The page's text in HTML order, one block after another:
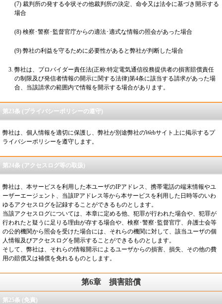
(7) 裁判所の発する令状その他裁判所の決定、命令又は法令に基づき開示する
場合
(8) 検察･警察･監督官庁からの適法･適式な情報の照会があった場合
(9) 弊社の利益を守るために必要性があると弊社が判断した場合
弊社は、プロバイダー責任法(正称:特定電気通信役務提供者の損害賠償責任
の制限及び発信者情報の開示に関する法律)第4条に該当する請求があった場
合、当該請求の範囲内で情報を開示する場合があります。
第23条 (プライバシーポリシーの遵守)
弊社は、個人情報を適切に保護し、弊社が別途弊社のWebサイト上に掲示するプ
ライバシーポリシーを遵守します。
第24条 (アクセスログ等の取扱)
弊社は、本サービスを利用した本ユーザのIPアドレス、携帯電話の端末情報やユ
ーザーエージェント、当該IPアドレス等から本サービスを利用した日時等のいわ
ゆるアクセスログを記録することができるものとします。
当該アクセスログについては、本章に定める他、犯罪が行われた場合や、犯罪が
行われたと疑うに足りる理由が存する場合や、検察･警察･監督官庁、弁護士会等
の公的機関から照会を受けた場合には、それらの機関に対して、該当ユーザの個
人情報及びアクセスログを開示することができるものとします。
そして、弊社は、それらの情報開示によるユーザからの損害、損失、その他の費
用の賠償又は補償を免れるものとします。
第6章 損害賠償
第25条 (免責)